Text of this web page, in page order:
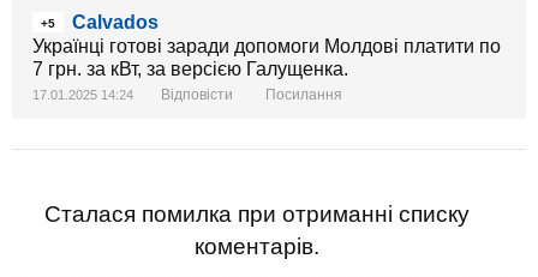
+5
Calvados
Українці готові заради допомоги Молдові платити по
7 грн. за кВт, за версією Галущенка.
17.01.2025 14:24 Відповісти Посилання
Сталася помилка при отриманні списку
коментарів.